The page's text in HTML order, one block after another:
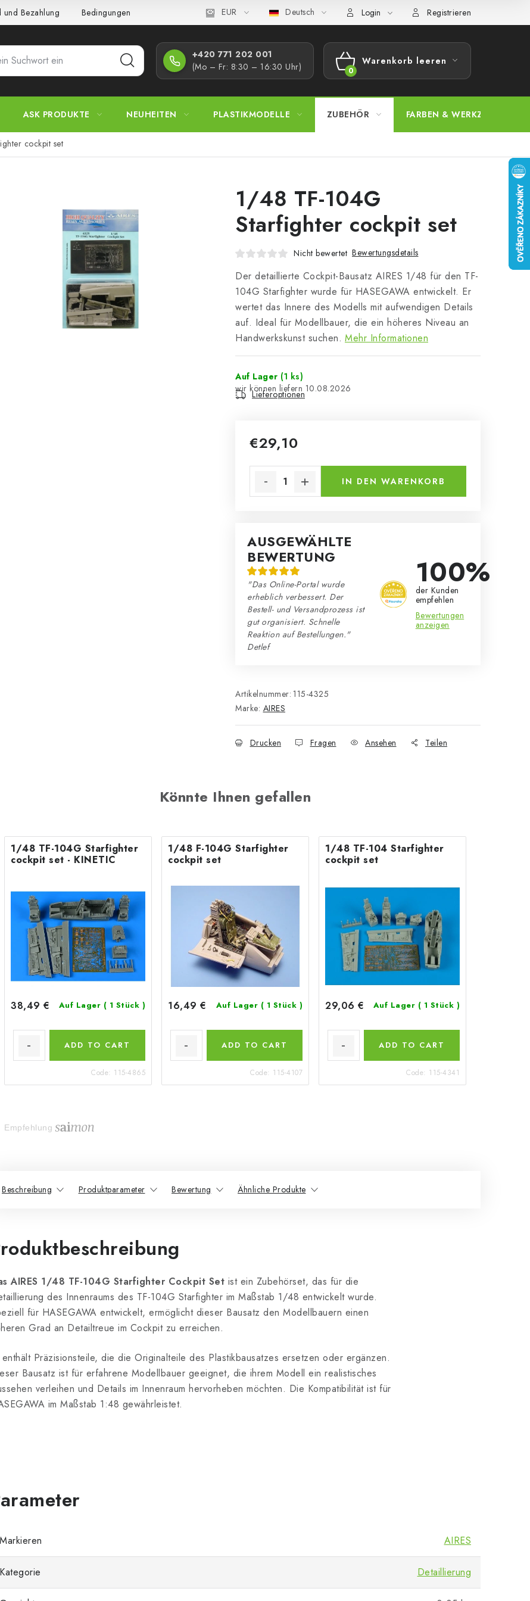
und Bezahlung Bedingungen und Konditionen Datenschutzbestimmungen Beschwerdeverfahren Großhandel
EUR Deutsch Login Registrieren
+420 771 202 001​
(Mo – Fr: 8:30 – 16:30 Uhr)
WARENKORB
Warenkorb leeren
ASK PRODUKTE NEUHEITEN PLASTIKMODELLE ZUBEHÖR FARBEN & WERKZEUGE
cockpit set
1/48 TF-104G
Starfighter cockpit set
Nicht bewertet Bewertungsdetails
Der detaillierte Cockpit-Bausatz AIRES 1/48 für den TF-
104G Starfighter wurde für HASEGAWA entwickelt. Er
wertet das Innere des Modells mit aufwendigen Details
auf. Ideal für Modellbauer, die ein höheres Niveau an
Handwerkskunst suchen. Mehr Informationen
Auf Lager (1 ks)
10.08.2026
Lieferoptionen
€29,10
IN DEN WARENKORB
AUSGEWÄHLTE
BEWERTUNG
"Das Online-Portal wurde
erheblich verbessert. Der
Bestell- und Versandprozess ist
gut organisiert. Schnelle
Reaktion auf Bestellungen."
Detlef
100%
der Kunden
empfehlen
Bewertungen
anzeigen
Artikelnummer: 115-4325
Marke: AIRES
Drucken Fragen Ansehen Teilen
Könnte Ihnen gefallen
1/48 TF-104G Starfighter
cockpit set - KINETIC
38,49 € Auf Lager ( 1 Stück )
ADD TO CART
Code: 115-4865
1/48 F-104G Starfighter
cockpit set
16,49 € Auf Lager ( 1 Stück )
ADD TO CART
Code: 115-4107
1/48 TF-104 Starfighter
cockpit set
29,06 € Auf Lager ( 1 Stück )
ADD TO CART
Code: 115-4341
Empfehlung
Beschreibung Produktparameter Bewertung Ähnliche Produkte
AIRES 1/48 TF-104G Starfighter Cockpit Set ist ein Zubehörset, das für die
des Innenraums des TF-104G Starfighter im Maßstab 1/48 entwickelt wurde.
für HASEGAWA entwickelt, ermöglicht dieser Bausatz den Modellbauern einen
Grad an Detailtreue im Cockpit zu erreichen.
enthält Präzisionsteile, die die Originalteile des Plastikbausatzes ersetzen oder ergänzen.
Bausatz ist für erfahrene Modellbauer geeignet, die ihrem Modell ein realistisches
verleihen und Details im Innenraum hervorheben möchten. Die Kompatibilität ist für
im Maßstab 1:48 gewährleistet.
Markieren AIRES
Kategorie Detaillierung